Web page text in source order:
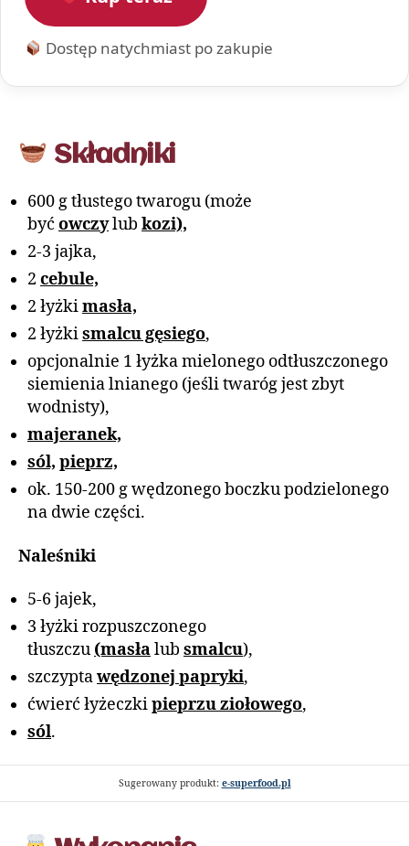
Dostęp natychmiast po zakupie
Składniki
600 g tłustego twarogu (może
być owczylub kozi),
2-3 jajka,
2 cebule,
2 łyżkimasła,
2 łyżkismalcu gęsiego,
opcjonalnie 1 łyżka mielonego odtłuszczonego
siemienia lnianego (jeśli twaróg jest zbyt
wodnisty),
majeranek,
sól, pieprz,
ok. 150-200 g wędzonego boczku podzielonego
na dwie części.
Naleśniki
5-6 jajek,
3 łyżki rozpuszczonego
tłuszczu (masłalub smalcu),
szczyptawędzonej papryki,
ćwierć łyżeczkipieprzu ziołowego,
sól.
Sugerowany produkt: e-superfood.pl